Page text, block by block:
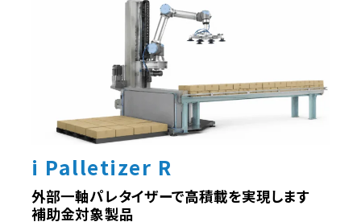
i Palletizer R
外部一軸パレタイザーで高積載を実現します
補助金対象製品